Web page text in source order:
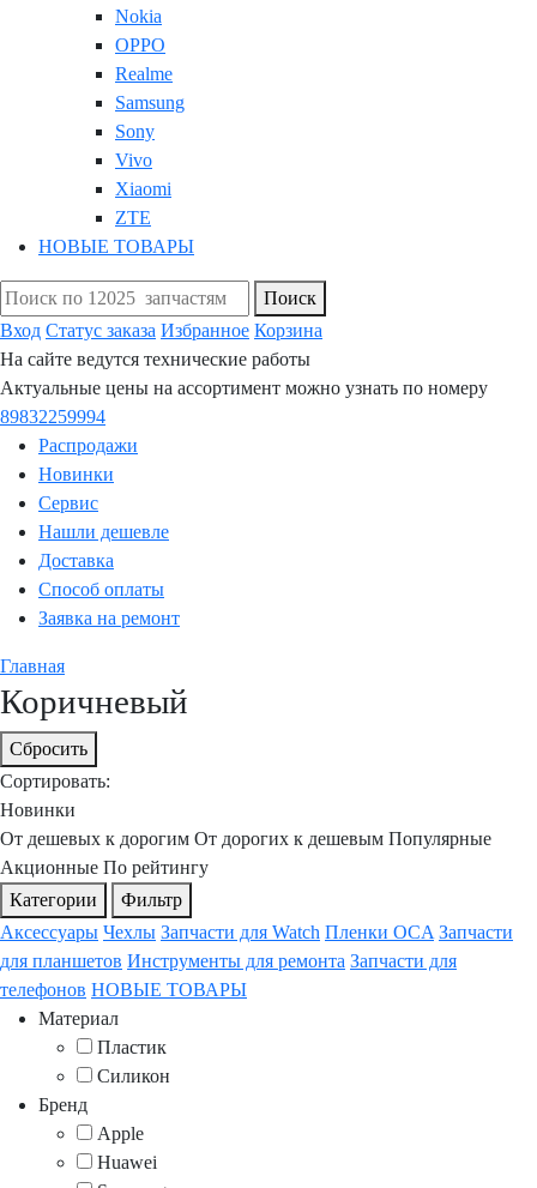
Nokia
OPPO
Realme
Samsung
Sony
Vivo
Xiaomi
ZTE
НОВЫЕ ТОВАРЫ
Поиск
Вход Статус заказа Избранное Корзина
На сайте ведутся технические работы
Актуальные цены на ассортимент можно узнать по номеру
89832259994
Распродажи
Новинки
Сервис
Нашли дешевле
Доставка
Способ оплаты
Заявка на ремонт
Главная
Коричневый
Сбросить
Сортировать:
Новинки
От дешевых к дорогим От дорогих к дешевым Популярные
Акционные По рейтингу
Категории
Фильтр
Аксессуары Чехлы Запчасти для Watch Пленки OCA Запчасти
для планшетов Инструменты для ремонта Запчасти для
телефонов НОВЫЕ ТОВАРЫ
Материал
Пластик
Силикон
Бренд
Apple
Huawei